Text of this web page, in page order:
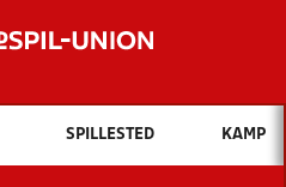
Hvad vil du søge efter?
INDHOLD OG NYHEDER
SPILLESTED KAMP